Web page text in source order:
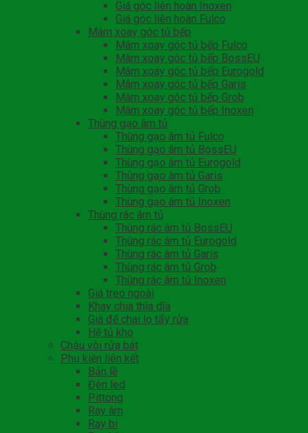
Giá góc liên hoàn Inoxen
Giá góc liên hoàn Fulco
Mâm xoay góc tủ bếp
Mâm xoay góc tủ bếp Fulco
Mâm xoay góc tủ bếp BossEU
Mâm xoay góc tủ bếp Eurogold
Mâm xoay góc tủ bếp Garis
Mâm xoay góc tủ bếp Grob
Mâm xoay góc tủ bếp Inoxen
Thùng gạo âm tủ
Thùng gạo âm tủ Fulco
Thùng gạo âm tủ BossEU
Thùng gạo âm tủ Eurogold
Thùng gạo âm tủ Garis
Thùng gạo âm tủ Grob
Thùng gạo âm tủ Inoxen
Thùng rác âm tủ
Thùng rác âm tủ BossEU
Thùng rác âm tủ Eurogold
Thùng rác âm tủ Garis
Thùng rác âm tủ Grob
Thùng rác âm tủ Inoxen
Giá treo ngoài
Khay chia thìa dĩa
Giá để chai lọ tẩy rửa
Hệ tủ kho
Chậu vòi rửa bát
Phụ kiện liên kết
Bản lề
Đèn led
Pittong
Ray âm
Ray bi